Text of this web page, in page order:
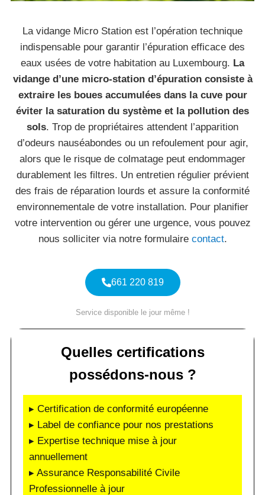
La vidange Micro Station est l’opération technique
indispensable pour garantir l’épuration efficace des
eaux usées de votre habitation au Luxembourg. La
vidange d’une micro-station d’épuration consiste à
extraire les boues accumulées dans la cuve pour
éviter la saturation du système et la pollution des
sols. Trop de propriétaires attendent l’apparition
d’odeurs nauséabondes ou un refoulement pour agir,
alors que le risque de colmatage peut endommager
durablement les filtres. Un entretien régulier prévient
des frais de réparation lourds et assure la conformité
environnementale de votre installation. Pour planifier
votre intervention ou gérer une urgence, vous pouvez
nous solliciter via notre formulaire contact.
661 220 819
Service disponible le jour même !
Quelles certifications
possédons-nous ?
▸ Certification de conformité européenne
▸ Label de confiance pour nos prestations
▸ Expertise technique mise à jour
annuellement
▸ Assurance Responsabilité Civile
Professionnelle à jour